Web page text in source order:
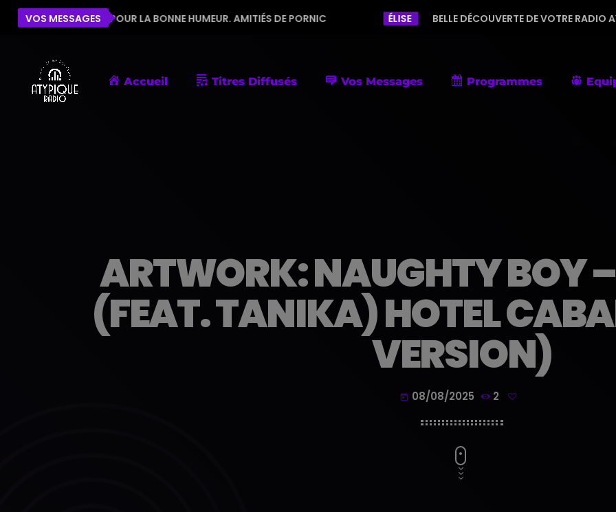
VOS MESSAGES
POUR LA BONNE HUMEUR. AMITIÉS DE PORNIC ÉLISE BELLE DÉCOUVERTE DE VOTRE RADIO AVEC UNE
Accueil Titres Diffusés Vos Messages Programmes
ARTWORK: NAUGHTY BOY
(FEAT. TANIKA) HOTEL
VERSION)
today 08/08/2025 2